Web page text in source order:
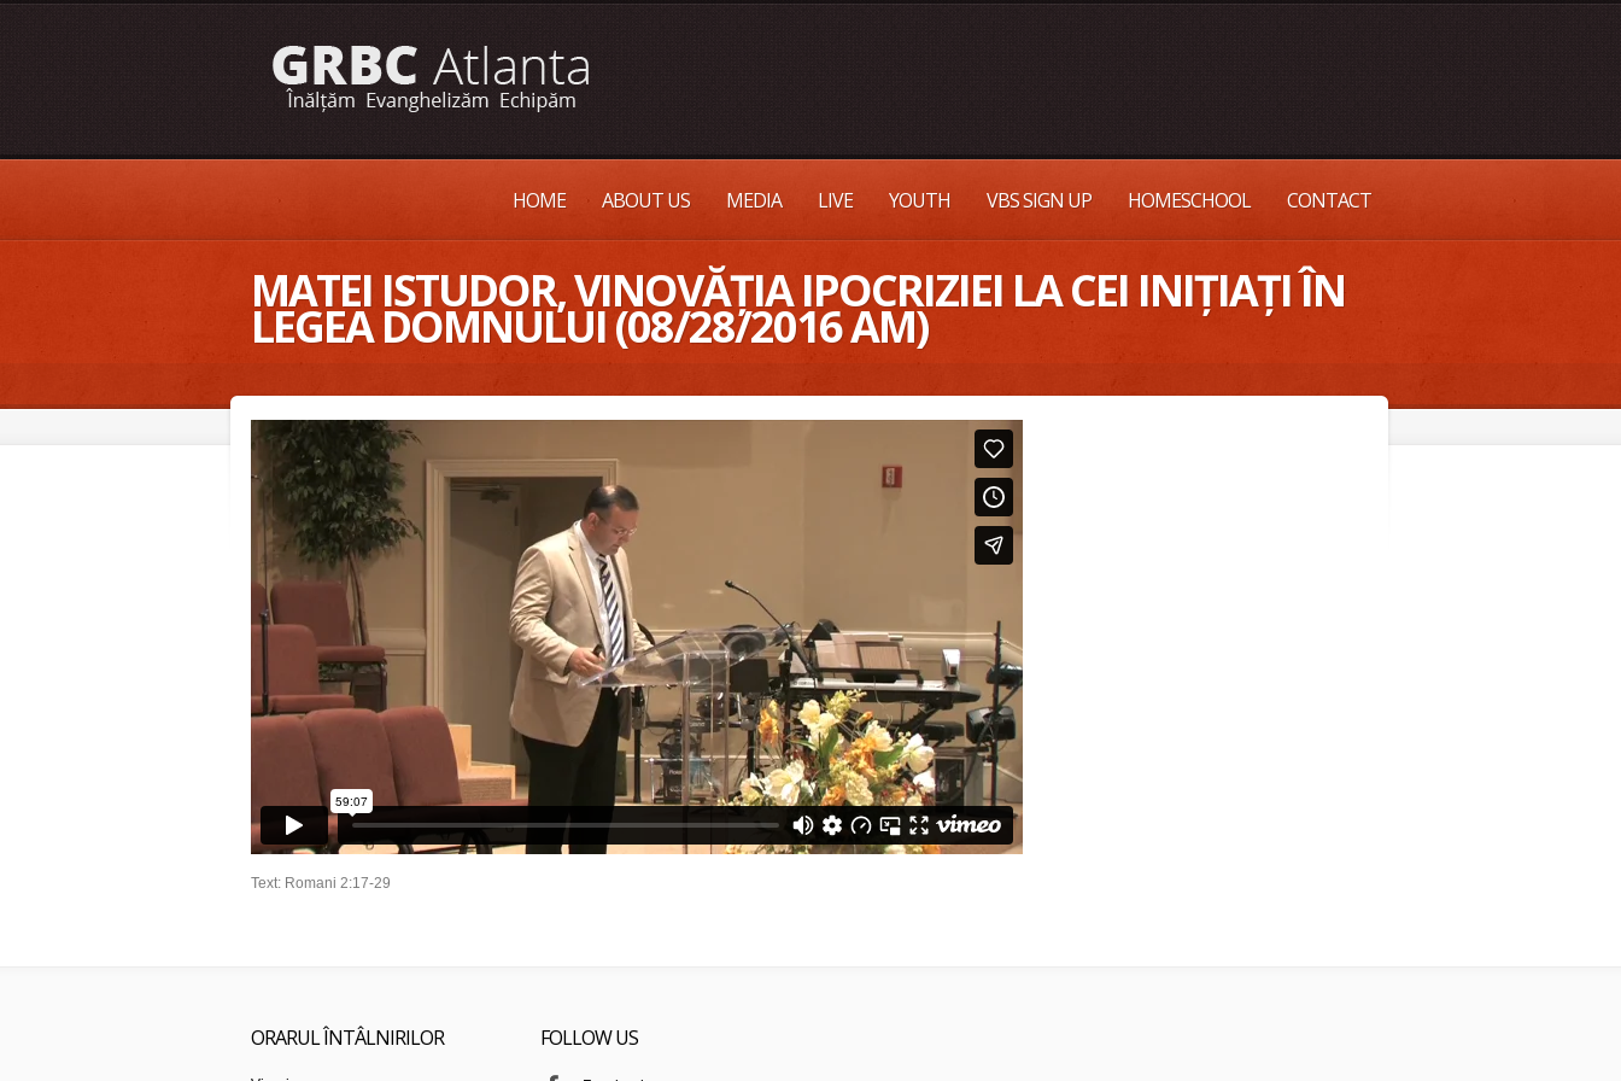
HOME ABOUT US MEDIA LIVE YOUTH VBS SIGN UP HOMESCHOOL CONTACT
MATEI ISTUDOR, VINOVĂȚIA IPOCRIZIEI LA CEI INIȚIAȚI ÎN
LEGEA DOMNULUI (08/28/2016 AM)
Text: Romani 2:17-29
ORARUL ÎNTÂLNIRILOR FOLLOW US